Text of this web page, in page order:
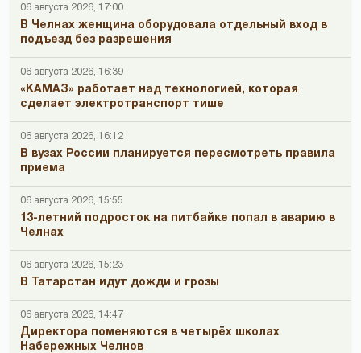
06 августа 2026, 17:00
В Челнах женщина оборудовала отдельный вход в
подъезд без разрешения
06 августа 2026, 16:39
«КАМАЗ» работает над технологией, которая
сделает электротранспорт тише
06 августа 2026, 16:12
В вузах России планируется пересмотреть правила
приема
06 августа 2026, 15:55
13-летний подросток на питбайке попал в аварию в
Челнах
06 августа 2026, 15:23
В Татарстан идут дожди и грозы
06 августа 2026, 14:47
Директора поменяются в четырёх школах
Набережных Челнов